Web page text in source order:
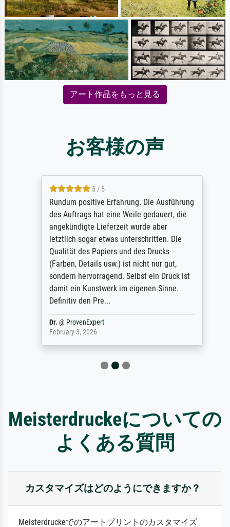
アート作品をもっと見る
お客様の声
5 / 5
Rundum positive Erfahrung. Die Ausführung
des Auftrags hat eine Weile gedauert, die
angekündigte Lieferzeit wurde aber
letztlich sogar etwas unterschritten. Die
Qualität des Papiers und des Drucks
(Farben, Details usw.) ist nicht nur gut,
sondern hervorragend. Selbst ein Druck ist
damit ein Kunstwerk im eigenen Sinne.
Definitiv den Pre...
Dr.@ProvenExpert
February 3, 2026
Meisterdruckeについての
よくある質問
カスタマイズはどのようにできますか？
Meisterdruckeでのアートプリントのカスタマイズ